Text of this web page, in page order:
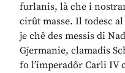
furlanis, là che i
cirût masse. Il todesc
je chê des messis di
Gjermanie, clamadis
fo l’imperadôr Carli IV